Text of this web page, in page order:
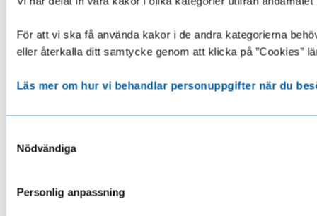
För att vi ska få använda kakor i de andra kategorierna
eller återkalla ditt samtycke genom att klicka på ”Cookies”
Läs mer om hur vi behandlar personuppgifter när du
Nödvändiga
Personlig anpassning